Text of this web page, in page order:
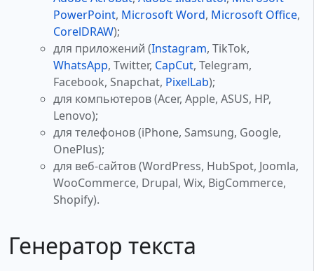
PowerPoint, Microsoft Word, Microsoft Office,
CorelDRAW);
для приложений (Instagram, TikTok,
WhatsApp, Twitter, CapCut, Telegram,
Facebook, Snapchat, PixelLab);
для компьютеров (Acer, Apple, ASUS, HP,
Lenovo);
для телефонов (iPhone, Samsung, Google,
OnePlus);
для веб-сайтов (WordPress, HubSpot, Joomla,
WooCommerce, Drupal, Wix, BigCommerce,
Shopify).
Генератор текста